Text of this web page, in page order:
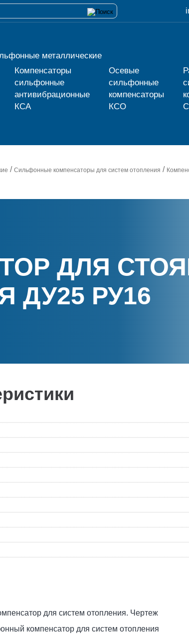
металлические
Компенсаторы
сильфонные
антивибрационные
КСА
Осевые
сильфонные
компенсаторы
КСО
/Сильфонные компенсаторы для систем отопления /
ДЛЯ
ДУ25 РУ16
компенсатор для систем отопления